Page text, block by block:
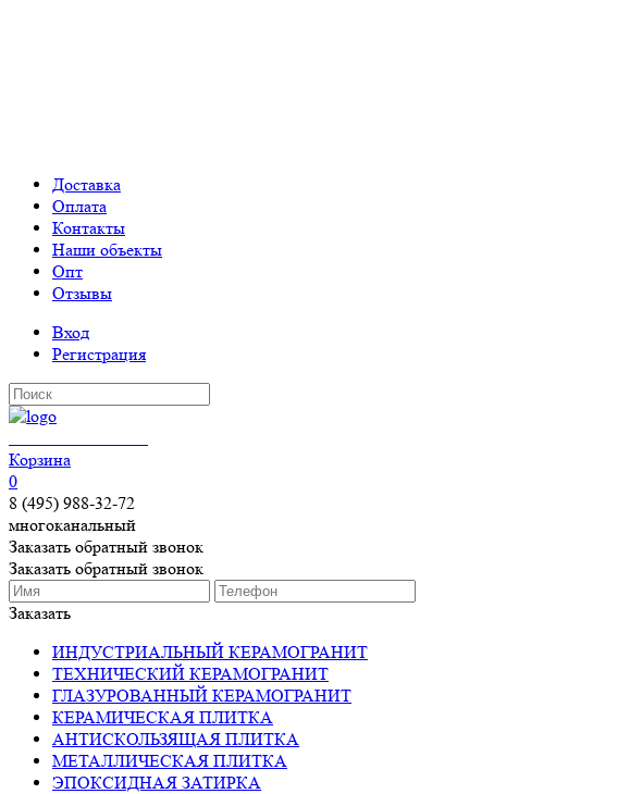
Доставка
Оплата
Контакты
Наши объекты
Опт
Отзывы
Вход
Регистрация
Корзина
0
8 (495) 988-32-72
многоканальный
Заказать обратный звонок
Заказать обратный звонок
Заказать
ИНДУСТРИАЛЬНЫЙ КЕРАМОГРАНИТ
ТЕХНИЧЕСКИЙ КЕРАМОГРАНИТ
ГЛАЗУРОВАННЫЙ КЕРАМОГРАНИТ
КЕРАМИЧЕСКАЯ ПЛИТКА
АНТИСКОЛЬЗЯЩАЯ ПЛИТКА
МЕТАЛЛИЧЕСКАЯ ПЛИТКА
ЭПОКСИДНАЯ ЗАТИРКА